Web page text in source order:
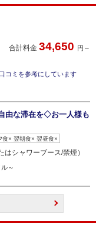
合計料金 34,650 円～
コミを参考にしています
由な滞在を◇お一人様も
食× 翌朝食× 翌昼食×
シャワーブース/禁煙）
～